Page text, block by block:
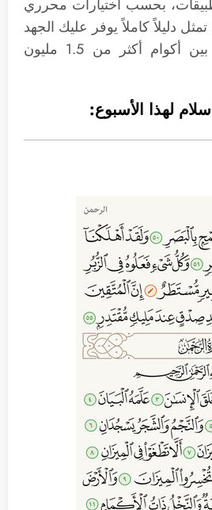
بحسب اختيارات محرري
دليلاً كاملاً يوفر عليك الجهد
والوقت في البحث بين أكوام أكثر من 1.5 مليون
لهذا الأسبوع: